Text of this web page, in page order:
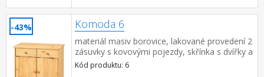
-43% Komoda 6
materiál masiv borovice, lakované provedení 2
zásuvky s kovovými pojezdy, skřínka s dvířky a
variabilní policí hloubka zásuvky 27,5 cm
Kód produktu: 6